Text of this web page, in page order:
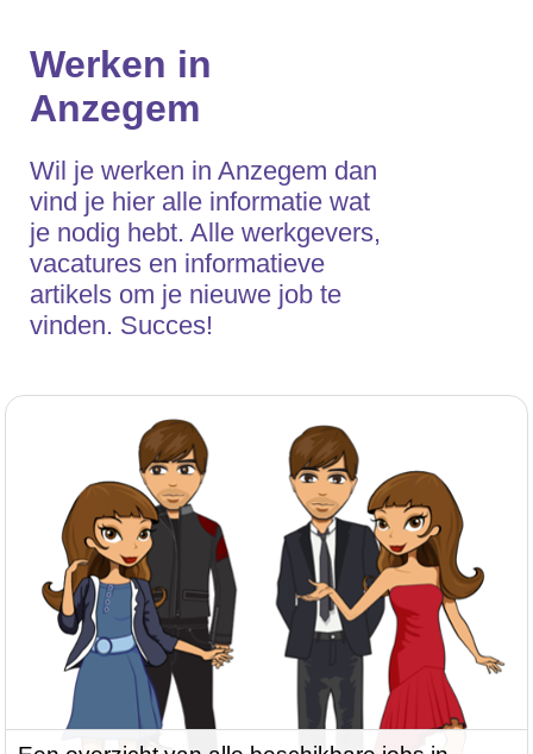
Werken in
Anzegem
Wil je werken in Anzegem dan
vind je hier alle informatie wat
je nodig hebt. Alle werkgevers,
vacatures en informatieve
artikels om je nieuwe job te
vinden. Succes!